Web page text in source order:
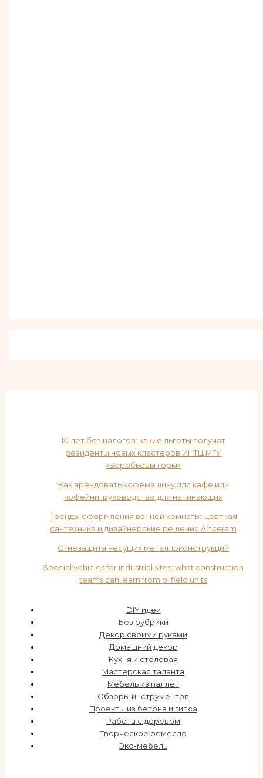
10 лет без налогов: какие льготы получат
резиденты новых кластеров ИНТЦ МГУ
«Воробьевы горы»
Как арендовать кофемашину для кафе или
кофейни: руководство для начинающих
Тренды оформления ванной комнаты: цветная
сантехника и дизайнерские решения Artceram
Огнезащита несущих металлоконструкций
Special vehicles for industrial sites: what construction
teams can learn from oilfield units
DIY идеи
Без рубрики
Декор своими руками
Домашний декор
Кухня и столовая
Мастерская таланта
Мебель из паллет
Обзоры инструментов
Проекты из бетона и гипса
Работа с деревом
Творческое ремесло
Эко-мебель